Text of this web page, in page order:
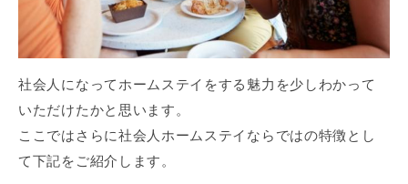
社会人になってホームステイをする魅力を少しわかって
いただけたかと思います。
ここではさらに社会人ホームステイならではの特徴とし
て下記をご紹介します。